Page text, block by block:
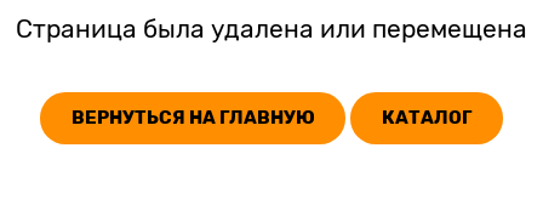
Страница была удалена или перемещена
ВЕРНУТЬСЯ НА ГЛАВНУЮ КАТАЛОГ